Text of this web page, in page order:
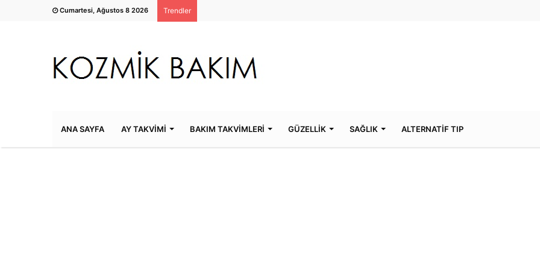
Cumartesi, Ağustos 8 2026 Trendler
ANA SAYFA AY TAKVİMİ BAKIM TAKVİMLERİ GÜZELLİK SAĞLIK ALTERNATİF TIP